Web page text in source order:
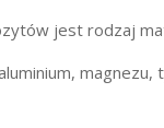
jest rodzaj